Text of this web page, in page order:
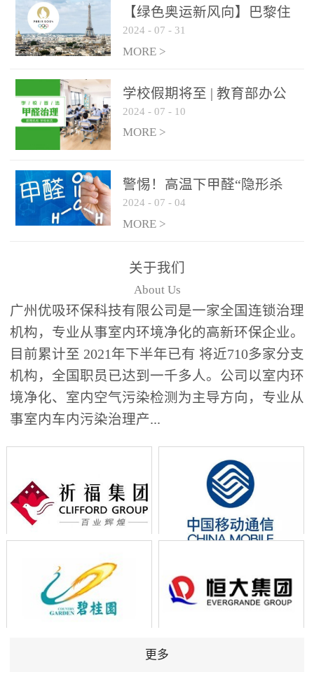
【绿色奥运新风向】巴黎住
宿风波：优吸环保共建健康
绿色家居
2024 - 07 - 31
MORE >
学校假期将至 | 教育部办公
厅关于加强学校新建校舍室
内空气质量管理通知
2024 - 07 - 10
MORE >
警惕！高温下甲醛“隐形杀
手”来袭，你的家安全吗？
2024 - 07 - 04
MORE >
关于我们
About Us
广州优吸环保科技有限公司是一家全国连锁治理
机构，专业从事室内环境净化的高新环保企业。
目前累计至 2021年下半年已有 将近710多家分支
机构，全国职员已达到一千多人。公司以室内环
境净化、室内空气污染检测为主导方向，专业从
事室内车内污染治理产...
更多